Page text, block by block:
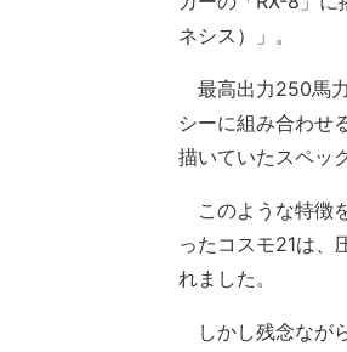
ネシス）」。
最高出力250馬
シーに組み合わせ
描いていたスペッ
このような特徴
ったコスモ21は、
れました。
しかし残念なが